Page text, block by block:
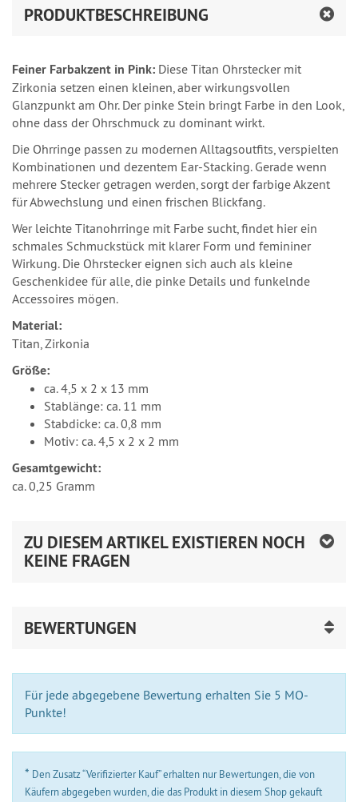
PRODUKTBESCHREIBUNG
Feiner Farbakzent in Pink: Diese Titan Ohrstecker mit
Zirkonia setzen einen kleinen, aber wirkungsvollen
Glanzpunkt am Ohr. Der pinke Stein bringt Farbe in den Look,
ohne dass der Ohrschmuck zu dominant wirkt.
Die Ohrringe passen zu modernen Alltagsoutfits, verspielten
Kombinationen und dezentem Ear-Stacking. Gerade wenn
mehrere Stecker getragen werden, sorgt der farbige Akzent
für Abwechslung und einen frischen Blickfang.
Wer leichte Titanohrringe mit Farbe sucht, findet hier ein
schmales Schmuckstück mit klarer Form und femininer
Wirkung. Die Ohrstecker eignen sich auch als kleine
Geschenkidee für alle, die pinke Details und funkelnde
Accessoires mögen.
Material:
Titan, Zirkonia
Größe:
ca. 4,5 x 2 x 13 mm
Stablänge: ca. 11 mm
Stabdicke: ca. 0,8 mm
Motiv: ca. 4,5 x 2 x 2 mm
Gesamtgewicht:
ca. 0,25 Gramm
ZU DIESEM ARTIKEL EXISTIEREN NOCH
KEINE FRAGEN
BEWERTUNGEN
Für jede abgegebene Bewertung erhalten Sie 5 MO-
Punkte!
* Den Zusatz “Verifizierter Kauf” erhalten nur Bewertungen, die von
Käufern abgegeben wurden, die das Produkt in diesem Shop gekauft